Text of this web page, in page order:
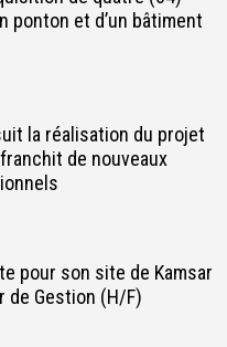
ponton et d’un bâtiment
la réalisation du projet
de nouveaux
pour son site de Kamsar
de Gestion (H/F)